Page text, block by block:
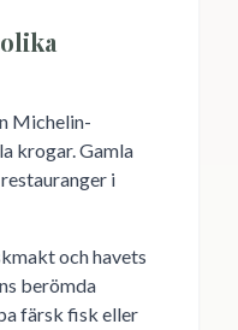
Michelin-
krogar. Gamla
i
och havets
berömda
färsk fisk eller